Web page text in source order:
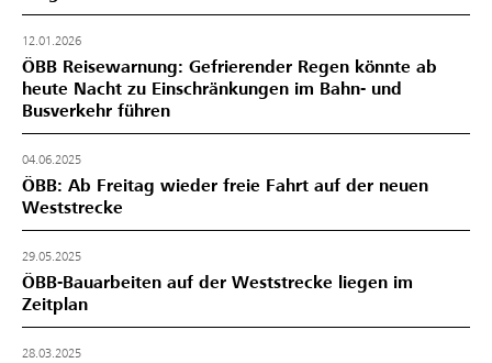
12.01.2026
ÖBB Reisewarnung: Gefrierender Regen könnte ab
heute Nacht zu Einschränkungen im Bahn- und
Busverkehr führen
04.06.2025
ÖBB: Ab Freitag wieder freie Fahrt auf der neuen
Weststrecke
29.05.2025
ÖBB-Bauarbeiten auf der Weststrecke liegen im
Zeitplan
28.03.2025